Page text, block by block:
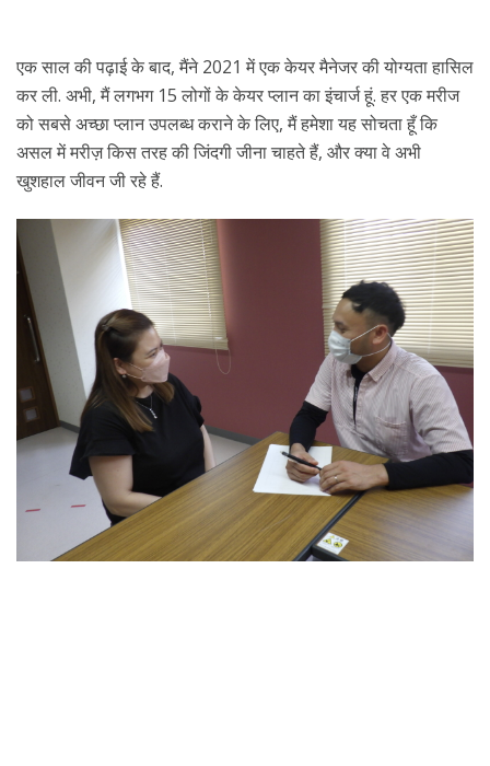
एक साल की पढ़ाई के बाद, मैंने 2021 में एक केयर मैनेजर की योग्यता हासिल
कर ली. अभी, मैं लगभग 15 लोगों के केयर प्लान का इंचार्ज हूं. हर एक मरीज
को सबसे अच्छा प्लान उपलब्ध कराने के लिए, मैं हमेशा यह सोचता हूँ कि
असल में मरीज़ किस तरह की जिंदगी जीना चाहते हैं, और क्या वे अभी
खुशहाल जीवन जी रहे हैं.